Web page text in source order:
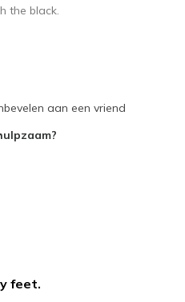
the black.
aan een vriend
feet.